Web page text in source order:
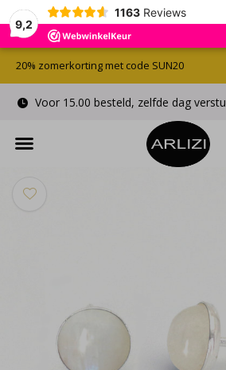
9,2
1163 Reviews
Voor 15.00 besteld, zelfde dag verstuurd
20% zomerkorting met code SUN20